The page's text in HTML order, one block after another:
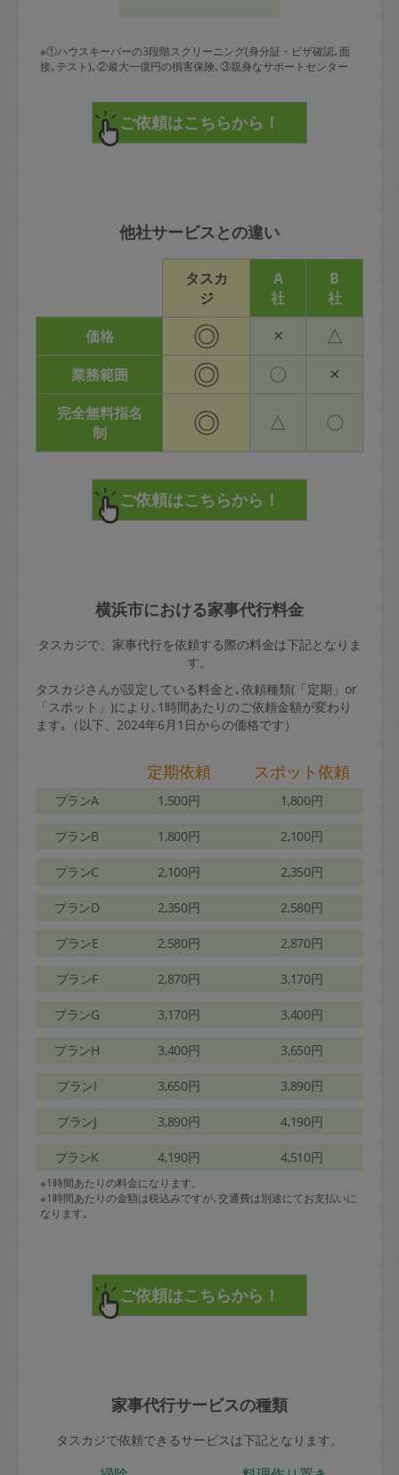
※①ハウスキーパーの3段階スクリーニング(身分証・ビザ確認､面
接､テスト)､②最大一億円の損害保険､③親身なサポートセンター
他社サービスとの違い
タスカ
ジ
A
社
B
社
価格
◎ × △
業務範囲 ◎ 〇 ×
完全無料指名
制
◎ △ 〇
横浜市における家事代行料金
タスカジで、家事代行を依頼する際の料金は下記となりま
す。
タスカジさんが設定している料金と､依頼種類(「定期」or
「スポット」)により､1時間あたりのご依頼金額が変わり
ます｡（以下、2024年6月1日からの価格です）
定期依頼 スポット依頼
プランA 1,500円 1,800円
プランB 1,800円 2,100円
プランC 2,100円 2,350円
プランD 2,350円 2,580円
プランE 2,580円 2,870円
プランF 2,870円 3,170円
プランG 3,170円 3,400円
プランH 3,400円 3,650円
プランI 3,650円 3,890円
プランJ 3,890円 4,190円
プランK 4,190円 4,510円
※1時間あたりの料金になります。
※1時間あたりの金額は税込みですが､交通費は別途にてお支払いに
なります｡
家事代行サービスの種類
タスカジで依頼できるサービスは下記となります。